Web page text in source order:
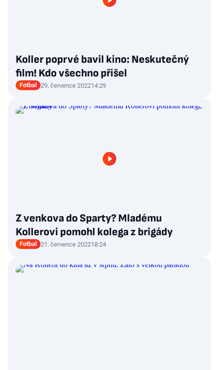
Koller poprvé bavil kino: Neskutečný
film! Kdo všechno přišel
Fotbal 29. července 202214:29
Z venkova do Sparty? Mladému
Kollerovi pomohl kolega z brigády
Fotbal 21. července 202218:24